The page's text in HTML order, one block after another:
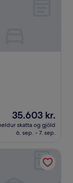
Verðið
er
35.603 kr.
35.603 kr.
skatta og gjöld
6. sep. - 7. sep.